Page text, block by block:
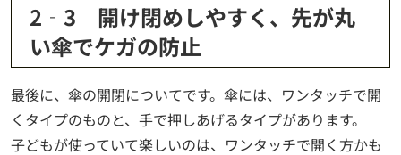
2‐3 開け閉めしやすく、先が丸
い傘でケガの防止
最後に、傘の開閉についてです。傘には、ワンタッチで開
くタイプのものと、手で押しあげるタイプがあります。
子どもが使っていて楽しいのは、ワンタッチで開く方かも